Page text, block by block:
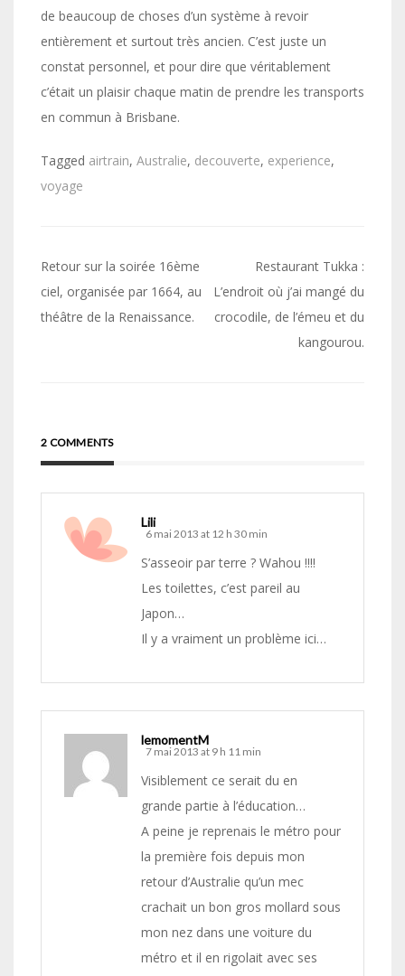
de beaucoup de choses d’un système à revoir
entièrement et surtout très ancien. C’est juste un
constat personnel, et pour dire que véritablement
c’était un plaisir chaque matin de prendre les transports
en commun à Brisbane.
Tagged airtrain, Australie, decouverte, experience,
voyage
Navigation
de
l’article
Retour sur la soirée 16ème
ciel, organisée par 1664, au
théâtre de la Renaissance.
Restaurant Tukka :
L’endroit où j’ai mangé du
crocodile, de l’émeu et du
kangourou.
2 COMMENTS
Lili
6 mai 2013 at 12 h 30 min
S’asseoir par terre ? Wahou !!!!
Les toilettes, c’est pareil au
Japon…
Il y a vraiment un problème ici…
lemomentM
7 mai 2013 at 9 h 11 min
Visiblement ce serait du en
grande partie à l’éducation…
A peine je reprenais le métro pour
la première fois depuis mon
retour d’Australie qu’un mec
crachait un bon gros mollard sous
mon nez dans une voiture du
métro et il en rigolait avec ses